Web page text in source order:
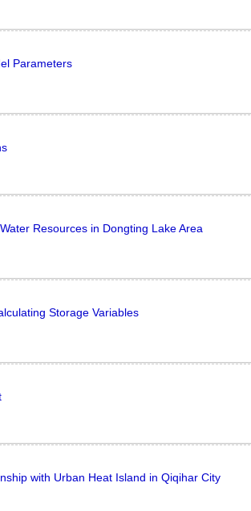
Parameters
Resources in Dongting Lake Area
Storage Variables
with Urban Heat Island in Qiqihar City